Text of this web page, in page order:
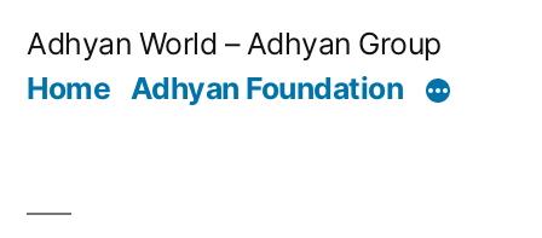
Adhyan World – Adhyan Group
Home Adhyan Foundation